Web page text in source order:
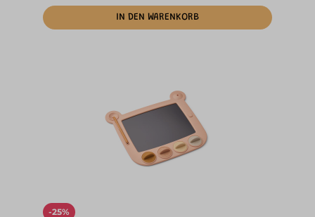
IN DEN WARENKORB
-25%